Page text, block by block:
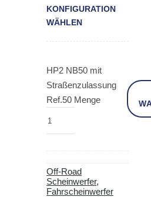
KONFIGURATION
WÄHLEN
HP2 NB50 mit
Straßenzulassung
Ref.50 Menge
Off-Road
Scheinwerfer,
Fahrscheinwerfer